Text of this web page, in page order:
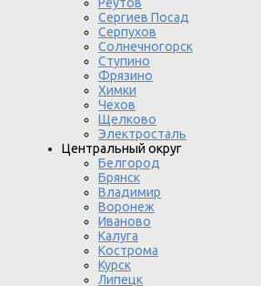
Сергиев Посад
Серпухов
Солнечногорск
Ступино
Фрязино
Химки
Чехов
Щелково
Электросталь
Центральный округ
Белгород
Брянск
Владимир
Воронеж
Иваново
Калуга
Кострома
Курск
Липецк